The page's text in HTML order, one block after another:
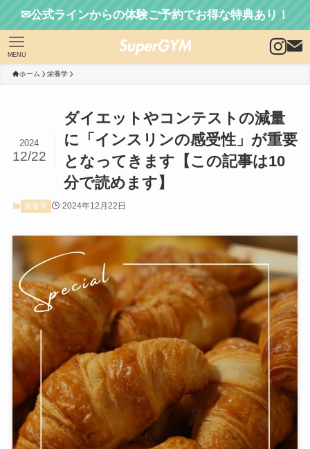
✉公式ラインからの体験ご予約でお得な特典あり！
MENU
ホーム 栄養学
ダイエットやコンテストの減量
に「インスリンの感受性」が重要
となってきます【この記事は10
分で読めます】
2024
12/22
栄養学 2024年12月22日